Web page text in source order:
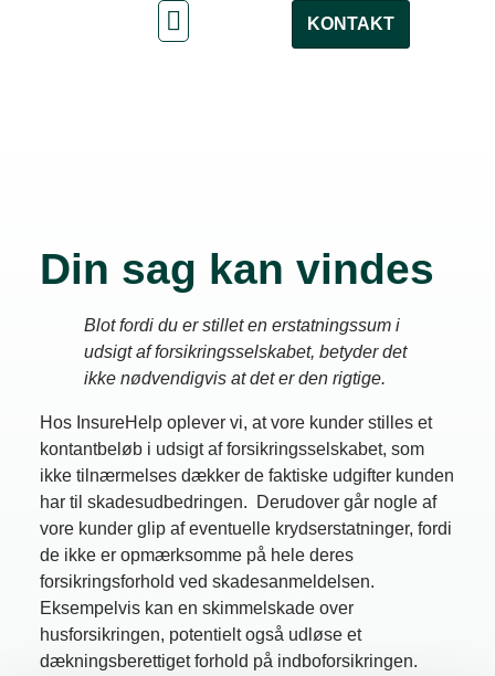
KONTAKT
Din sag kan vindes
Blot fordi du er stillet en erstatningssum i
udsigt af forsikringsselskabet, betyder det
ikke nødvendigvis at det er den rigtige.
Hos InsureHelp oplever vi, at vore kunder stilles et
kontantbeløb i udsigt af forsikringsselskabet, som
ikke tilnærmelses dækker de faktiske udgifter kunden
har til skadesudbedringen. Derudover går nogle af
vore kunder glip af eventuelle krydserstatninger, fordi
de ikke er opmærksomme på hele deres
forsikringsforhold ved skadesanmeldelsen.
Eksempelvis kan en skimmelskade over
husforsikringen, potentielt også udløse et
dækningsberettiget forhold på indboforsikringen.